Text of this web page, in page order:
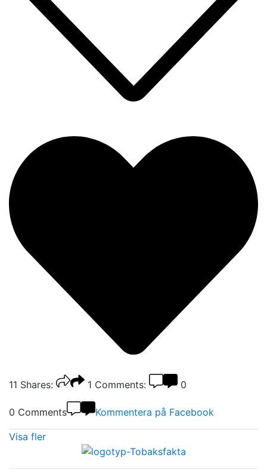
11 Shares: 1 Comments: 0
0 Comments Kommentera på Facebook
Visa fler